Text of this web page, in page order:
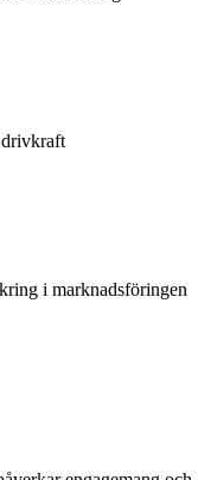
drivkraft
i marknadsföringen